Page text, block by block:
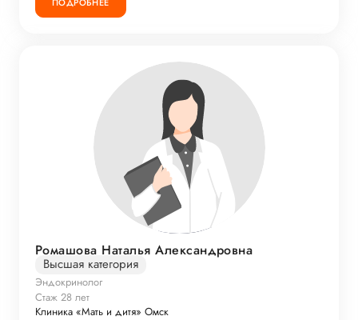
Ромашова Наталья Александровна
Высшая категория
Эндокринолог
Стаж 28 лет
Клиника «Мать и дитя» Омск